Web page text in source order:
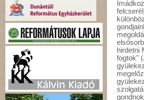
hirdetni
fogtok"